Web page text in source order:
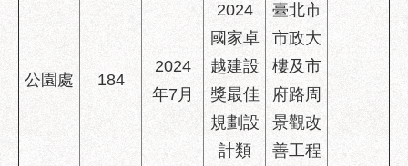
公園處 184
2024
年7月
2024
國家卓
越建設
獎最佳
規劃設
計類
臺北市
市政大
樓及市
府路周
景觀改
善工程